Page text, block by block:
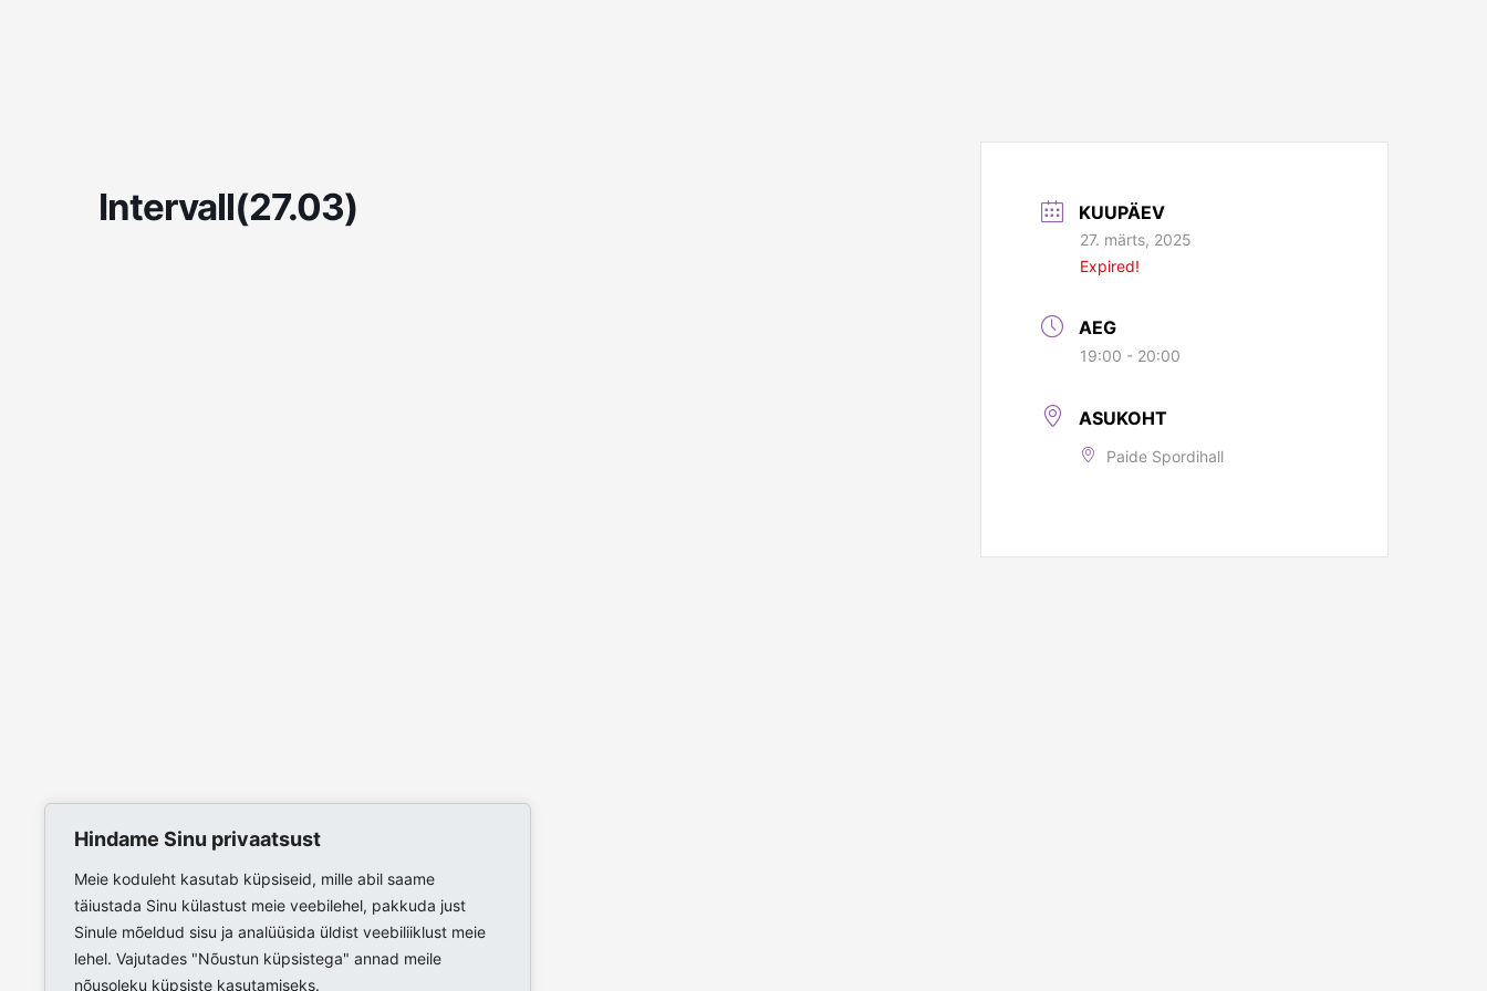
Hindame Sinu privaatsust
Meie koduleht kasutab küpsiseid, mille abil saame
täiustada Sinu külastust meie veebilehel, pakkuda just
Sinule mõeldud sisu ja analüüsida üldist veebiliiklust meie
lehel. Vajutades "Nõustun küpsistega" annad meile
nõusoleku küpsiste kasutamiseks.
Intervall(27.03) KUUPÄEV
27. märts, 2025
Expired!
AEG
19:00 - 20:00
ASUKOHT
Paide Spordihall